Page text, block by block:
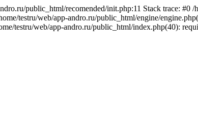
public_html/recomended/init.php:11 Stack trace: #0 /
testru/web/app-andro.ru/public_html/engine/
testru/web/app-andro.ru/public_html/index.php(40):